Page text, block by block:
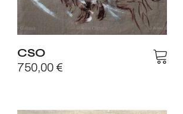
CSO
750,00 €